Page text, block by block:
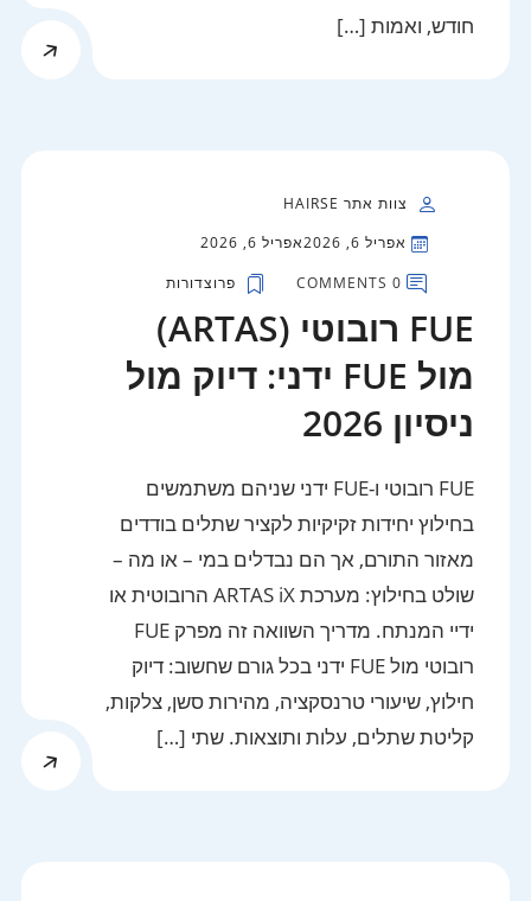
חודש, ואמות […]
צוות אתר HAIRSE
אפריל 6, 2026
אפריל 6, 2026
0 COMMENTS
פרוצדורות
FUE רובוטי (ARTAS)
מול FUE ידני: דיוק מול
ניסיון 2026
FUE רובוטי ו-FUE ידני שניהם משתמשים
בחילוץ יחידות זקיקיות לקציר שתלים בודדים
מאזור התורם, אך הם נבדלים במי – או מה –
שולט בחילוץ: מערכת ARTAS iX הרובוטית או
ידיי המנתח. מדריך השוואה זה מפרק FUE
רובוטי מול FUE ידני בכל גורם שחשוב: דיוק
חילוץ, שיעורי טרנסקציה, מהירות סשן, צלקות,
קליטת שתלים, עלות ותוצאות. שתי […]